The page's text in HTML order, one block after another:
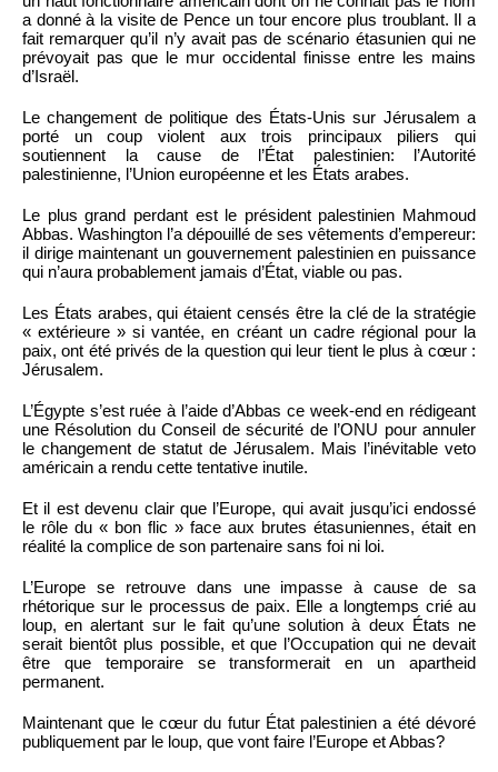
a donné à la visite de Pence un tour encore plus troublant. Il a
fait remarquer qu’il n’y avait pas de scénario étasunien qui ne
prévoyait pas que le mur occidental finisse entre les mains
d’Israël.
Le changement de politique des États-Unis sur Jérusalem a
porté un coup violent aux trois principaux piliers qui
soutiennent la cause de l’État palestinien: l’Autorité
palestinienne, l’Union européenne et les États arabes.
Le plus grand perdant est le président palestinien Mahmoud
Abbas. Washington l’a dépouillé de ses vêtements d’empereur:
il dirige maintenant un gouvernement palestinien en puissance
qui n’aura probablement jamais d’État, viable ou pas.
Les États arabes, qui étaient censés être la clé de la stratégie
« extérieure » si vantée, en créant un cadre régional pour la
paix, ont été privés de la question qui leur tient le plus à cœur :
Jérusalem.
L’Égypte s’est ruée à l’aide d’Abbas ce week-end en rédigeant
une Résolution du Conseil de sécurité de l’ONU pour annuler
le changement de statut de Jérusalem. Mais l’inévitable veto
américain a rendu cette tentative inutile.
Et il est devenu clair que l’Europe, qui avait jusqu’ici endossé
le rôle du « bon flic » face aux brutes étasuniennes, était en
réalité la complice de son partenaire sans foi ni loi.
L’Europe se retrouve dans une impasse à cause de sa
rhétorique sur le processus de paix. Elle a longtemps crié au
loup, en alertant sur le fait qu’une solution à deux États ne
serait bientôt plus possible, et que l’Occupation qui ne devait
être que temporaire se transformerait en un apartheid
permanent.
Maintenant que le cœur du futur État palestinien a été dévoré
publiquement par le loup, que vont faire l’Europe et Abbas?